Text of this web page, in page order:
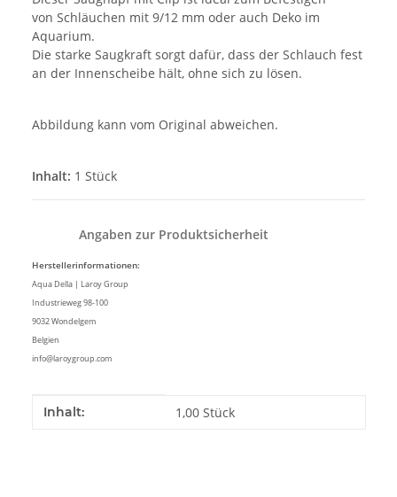
von Schläuchen mit 9/12 mm oder auch Deko im
Aquarium.
Die starke Saugkraft sorgt dafür, dass der Schlauch fest
an der Innenscheibe hält, ohne sich zu lösen.
Abbildung kann vom Original abweichen.
Inhalt: 1 Stück
Angaben zur Produktsicherheit
Herstellerinformationen:
Aqua Della | Laroy Group
Industrieweg 98-100
9032 Wondelgem
Belgien
info@laroygroup.com
Produkteigenschaft
Wert
Inhalt: 1,00 Stück